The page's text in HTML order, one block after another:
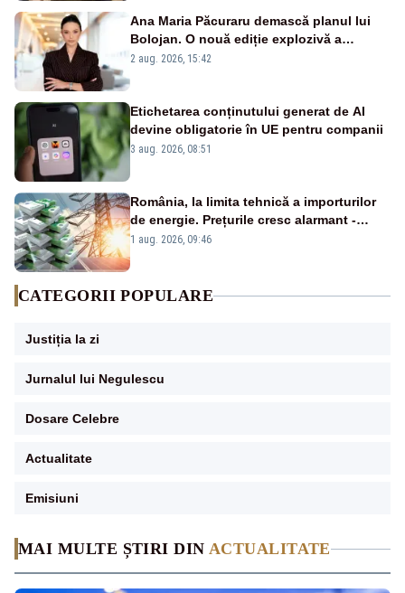
MAI MULTE ȘTIRI DIN ACTUALITATE
Ana Maria Păcuraru demască planul lui
Bolojan. O nouă ediție explozivă a
emisiunii „Miza Zilei” la Realitatea PLUS
2 aug. 2026, 15:42
Etichetarea conținutului generat de AI
devine obligatorie în UE pentru companii
3 aug. 2026, 08:51
România, la limita tehnică a importurilor
de energie. Prețurile cresc alarmant -
Analiză Realitatea Plus
1 aug. 2026, 09:46
CATEGORII POPULARE
Justiția la zi
Jurnalul lui Negulescu
Dosare Celebre
Actualitate
Emisiuni